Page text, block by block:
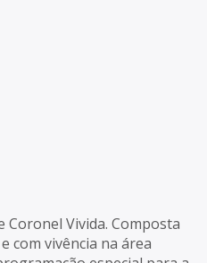
Coronel Vivida. Composta
com vivência na área